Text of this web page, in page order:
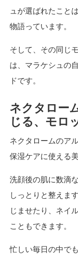
ュが選ばれたこと
物語っています。
そして、その同じ
は、マラケシュの
ドです。
ネクタロー
じる、モロ
ネクタロームのア
保湿ケアに使える
洗顔後の肌に数滴
しっとりと整えま
じませたり、ネイ
こともできます。
忙しい毎日の中で